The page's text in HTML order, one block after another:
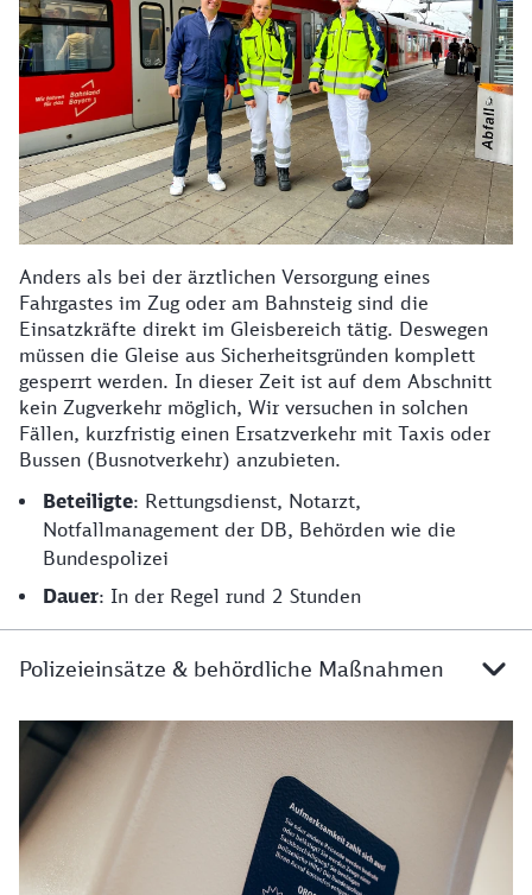
Anders als bei der ärztlichen Versorgung eines
Fahrgastes im Zug oder am Bahnsteig sind die
Einsatzkräfte direkt im Gleisbereich tätig. Deswegen
müssen die Gleise aus Sicherheitsgründen komplett
gesperrt werden. In dieser Zeit ist auf dem Abschnitt
kein Zugverkehr möglich, Wir versuchen in solchen
Fällen, kurzfristig einen Ersatzverkehr mit Taxis oder
Bussen (Busnotverkehr) anzubieten.
Beteiligte: Rettungsdienst, Notarzt,
Notfallmanagement der DB, Behörden wie die
Bundespolizei
Dauer: In der Regel rund 2 Stunden
Polizeieinsätze & behördliche Maßnahmen
Details zu Polizeieinsätze und behördliche